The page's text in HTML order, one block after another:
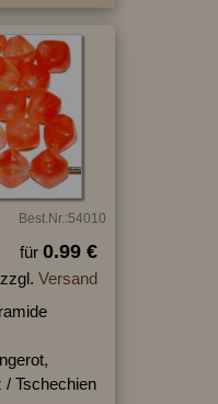
Best.Nr.:54010
für 0.99 €
zzgl. Versand
/ Tschechien